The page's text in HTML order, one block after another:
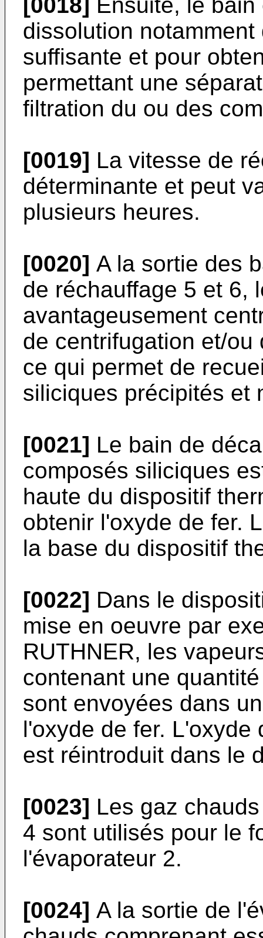
dissolution
suffisante et pour
permettant une
filtration du ou des
[0019] La vitesse de
déterminante et peut
plusieurs heures.
[0020] A la sortie des
de réchauffage 5 et 6,
avantageusement
de centrifugation et/
ce qui permet de
siliciques précipités et
[0021] Le bain de
composés siliciques
haute du dispositif
obtenir l'oxyde de fer.
la base du dispositif
[0022] Dans le
mise en oeuvre par
RUTHNER, les
contenant une
sont envoyées dans
l'oxyde de fer.
est réintroduit dans le
[0023] Les gaz
4 sont utilisés pour le
l'évaporateur 2.
[0024] A la sortie de